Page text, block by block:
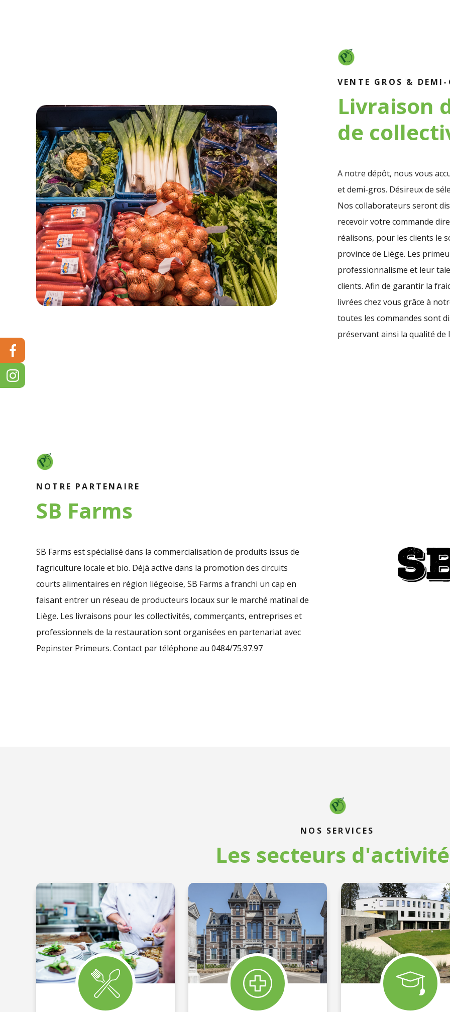
VENTE GROS & DEMI-
Livraison
de
A notre dépôt, nous vous
et demi-gros. Désireux de
Nos collaborateurs seront
recevoir votre commande
réalisons, pour les clients le
province de Liège. Les
professionnalisme et leur
clients. Afin de garantir la
livrées chez vous grâce à
toutes les commandes sont
préservant ainsi la qualité de
NOTRE PARTENAIRE
SB Farms
SB Farms est spécialisé dans la commercialisation de produits issus de
l’agriculture locale et bio. Déjà active dans la promotion des circuits
courts alimentaires en région liégeoise, SB Farms a franchi un cap en
faisant entrer un réseau de producteurs locaux sur le marché matinal de
Liège. Les livraisons pour les collectivités, commerçants, entreprises et
professionnels de la restauration sont organisées en partenariat avec
Pepinster Primeurs. Contact par téléphone au 0484/75.97.97
NOS SERVICES
Les secteurs